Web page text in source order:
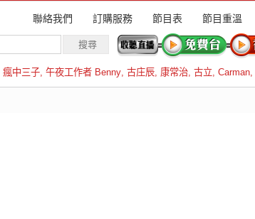
聯絡我們 訂購服務 節目表 節目重溫
瘋中三子, 午夜工作者 Benny, 古庄辰, 康常治, 古立, Carman,